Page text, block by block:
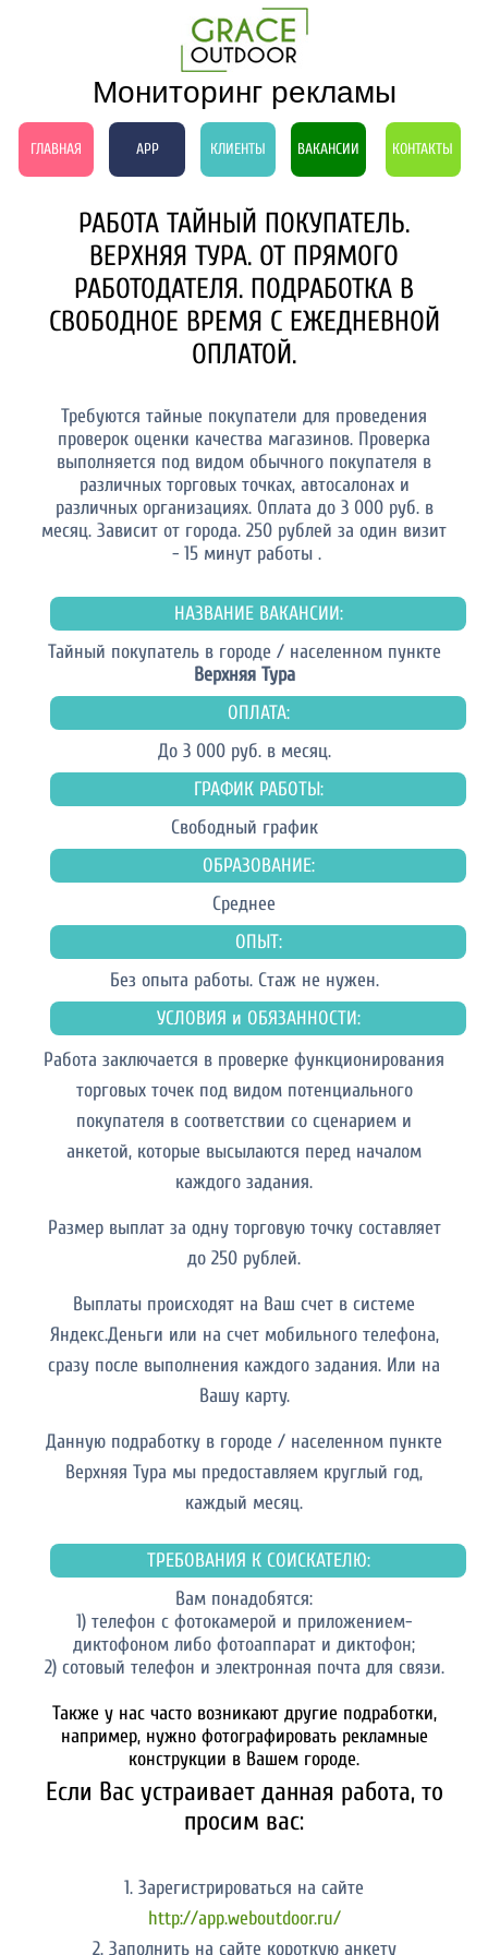
Мониторинг рекламы
ГЛАВНАЯ APP КЛИЕНТЫ ВАКАНСИИ КОНТАКТЫ
РАБОТА ТАЙНЫЙ ПОКУПАТЕЛЬ.
ВЕРХНЯЯ ТУРА. ОТ ПРЯМОГО
РАБОТОДАТЕЛЯ. ПОДРАБОТКА В
СВОБОДНОЕ ВРЕМЯ С ЕЖЕДНЕВНОЙ
ОПЛАТОЙ.
Требуются тайные покупатели для проведения
проверок оценки качества магазинов. Проверка
выполняется под видом обычного покупателя в
различных торговых точках, автосалонах и
различных организациях. Оплата до 3 000 руб. в
месяц. Зависит от города. 250 рублей за один визит
- 15 минут работы .
НАЗВАНИЕ ВАКАНСИИ:
Тайный покупатель в городе / населенном пункте
Верхняя Тура
ОПЛАТА:
До 3 000 руб. в месяц.
ГРАФИК РАБОТЫ:
Свободный график
ОБРАЗОВАНИЕ:
Среднее
ОПЫТ:
Без опыта работы. Cтаж не нужен.
УСЛОВИЯ и ОБЯЗАННОСТИ:
Работа заключается в проверке функционирования
торговых точек под видом потенциального
покупателя в соответствии со сценарием и
анкетой, которые высылаются перед началом
каждого задания.
Размер выплат за одну торговую точку составляет
до 250 рублей.
Выплаты происходят на Ваш счет в системе
Яндекс.Деньги или на счет мобильного телефона,
сразу после выполнения каждого задания. Или на
Вашу карту.
Данную подработку в городе / населенном пункте
Верхняя Тура мы предоставляем круглый год,
каждый месяц.
ТРЕБОВАНИЯ К СОИСКАТЕЛЮ:
Вам понадобятся:
1) телефон с фотокамерой и приложением-
диктофоном либо фотоаппарат и диктофон;
2) сотовый телефон и электронная почта для связи.
Также у нас часто возникают другие подработки,
например, нужно фотографировать рекламные
конструкции в Вашем городе.
Если Вас устраивает данная работа, то
просим вас:
1. Зарегистрироваться на сайте
http://app.weboutdoor.ru/
2. Заполнить на сайте короткую анкету